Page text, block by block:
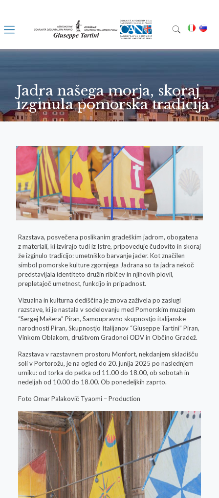
Jadra našega morja, skoraj
izginula pomorska tradicija
Razstava, posvečena poslikanim gradeškim jadrom, obogatena
z materiali, ki izvirajo tudi iz Istre, pripoveduje čudovito in skoraj
že izginulo tradicijo: umetniško barvanje jader. Kot značilen
simbol pomorske kulture zgornjega Jadrana so ta jadra nekoč
predstavljala identiteto družin ribičev in njihovih plovil,
prepletajoč umetnost, funkcijo in pripadnost.
Vizualna in kulturna dediščina je znova zaživela po zaslugi
razstave, ki je nastala v sodelovanju med Pomorskim muzejem
“Sergej Mašera” Piran, Samoupravno skupnostjo italijanske
narodnosti Piran, Skupnostjo Italijanov “Giuseppe Tartini” Piran,
Vinkom Oblakom, društvom Gradonoi ODV in Občino Gradež.
Razstava v razstavnem prostoru Monfort, nekdanjem skladišču
soli v Portorožu, je na ogled do 20. junija 2025 po naslednjem
urniku: od torka do petka od 11.00 do 18.00, ob sobotah in
nedeljah od 10.00 do 18.00. Ob ponedeljkih zaprto.
Foto Omar Palakovič Tyaomi – Production